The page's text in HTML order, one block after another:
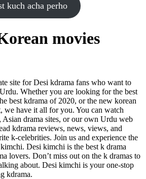
kuch acha perho
movies
site for Desi kdrama fans who want to
Whether you are looking for the best
best kdrama of 2020, or the new korean
we have it all for you. You can watch
drama sites, or our own Urdu web
kdrama reviews, news, views, and
k-celebrities. Join us and experience the
Desi kimchi is the best k drama
lovers. Don’t miss out on the k dramas to
about. Desi kimchi is your one-stop
kdrama.